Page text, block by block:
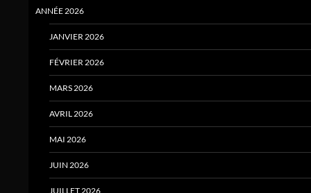
ANNÉE 2026
JANVIER 2026
FÉVRIER 2026
MARS 2026
AVRIL 2026
MAI 2026
JUIN 2026
JUILLET 2026